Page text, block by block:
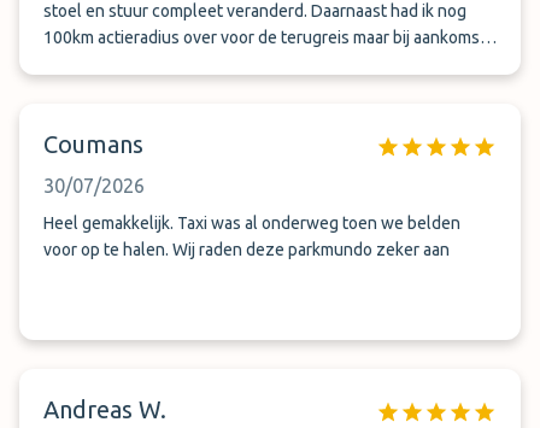
stoel en stuur compleet veranderd. Daarnaast had ik nog
100km actieradius over voor de terugreis maar bij aankomst
mag meenemen
Coumans
30/07/2026
Heel gemakkelijk. Taxi was al onderweg toen we belden
voor op te halen. Wij raden deze parkmundo zeker aan
Andreas W.